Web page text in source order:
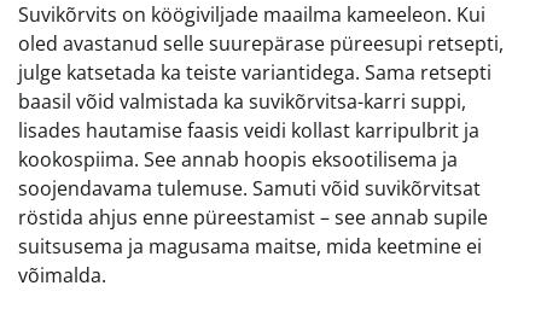
Suvikõrvits on köögiviljade maailma kameeleon. Kui
oled avastanud selle suurepärase püreesupi retsepti,
julge katsetada ka teiste variantidega. Sama retsepti
baasil võid valmistada ka suvikõrvitsa-karri suppi,
lisades hautamise faasis veidi kollast karripulbrit ja
kookospiima. See annab hoopis eksootilisema ja
soojendavama tulemuse. Samuti võid suvikõrvitsat
röstida ahjus enne püreestamist – see annab supile
suitsusema ja magusama maitse, mida keetmine ei
võimalda.